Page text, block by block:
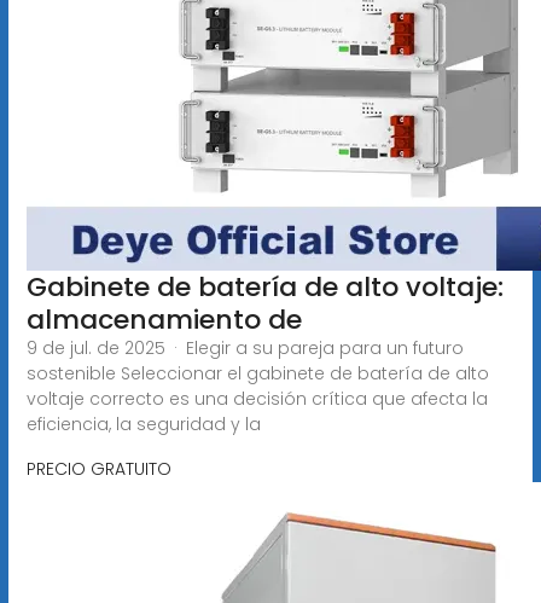
Gabinete de batería de alto voltaje:
almacenamiento de
9 de jul. de 2025 · Elegir a su pareja para un futuro
sostenible Seleccionar el gabinete de batería de alto
voltaje correcto es una decisión crítica que afecta la
eficiencia, la seguridad y la
PRECIO GRATUITO